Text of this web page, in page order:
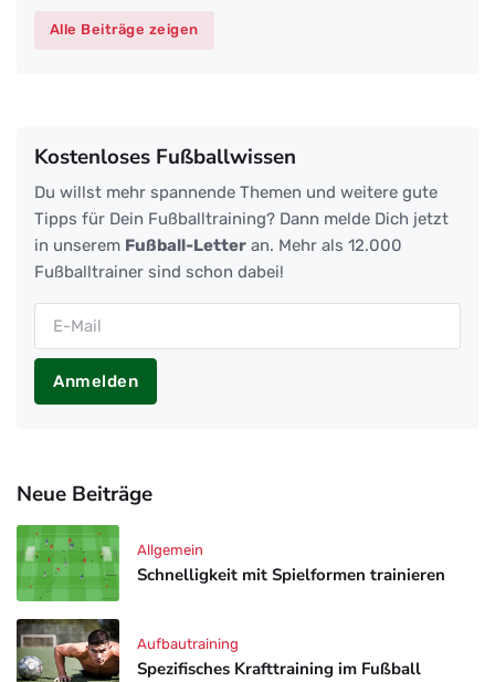
Alle Beiträge zeigen
Kostenloses Fußballwissen
Du willst mehr spannende Themen und weitere gute
Tipps für Dein Fußballtraining? Dann melde Dich jetzt
in unserem Fußball-Letter an. Mehr als 12.000
Fußballtrainer sind schon dabei!
Anmelden
Neue Beiträge
Schnelligkeit mit Spielformen trainieren
Allgemein
Spezifisches Krafttraining im Fußball
Aufbautraining